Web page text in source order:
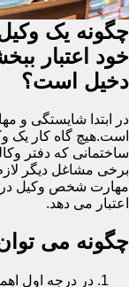
چگونه یک
خود اعتبار
دخیل است؟
در ابتدا شایستگی و
است.هیچ گاه کار یک
ساختمانی که دفتر
برخی مشاغل دیگر
مهارت شخص وکیل در
اعتبار می دهد.
چگونه می
در درجه اول